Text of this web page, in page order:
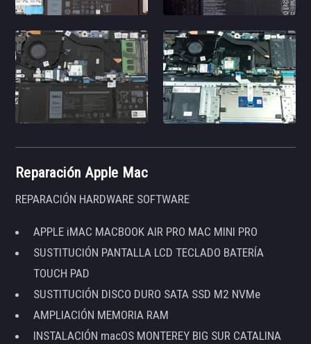
Reparación Apple Mac
REPARACIÓN HARDWARE SOFTWARE
APPLE iMAC MACBOOK AIR PRO MAC MINI PRO
SUSTITUCIÓN PANTALLA LCD TECLADO BATERÍA
TOUCH PAD
SUSTITUCIÓN DISCO DURO SATA SSD M2 NVMe
AMPLIACIÓN MEMORIA RAM
INSTALACIÓN macOS MONTEREY BIG SUR CATALINA